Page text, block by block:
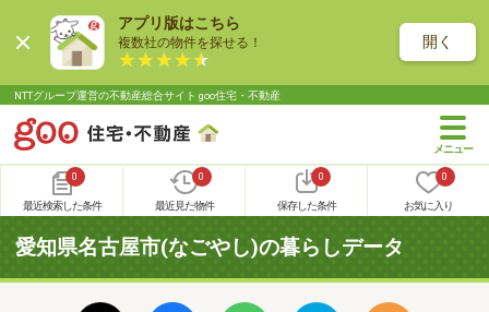
アプリ版はこちら
複数社の物件を探せる！ 開く
NTTグループ運営の不動産総合サイト goo住宅・不動産
0
最近検索した条件
0
最近見た物件
0
保存した条件
0
お気に入り
愛知県名古屋市(なごやし)の暮らしデータ